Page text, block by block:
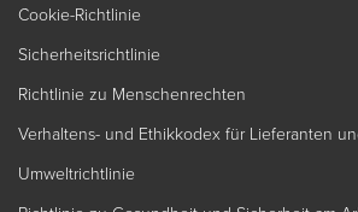
Cookie-Richtlinie
Sicherheitsrichtlinie
Richtlinie zu Menschenrechten
Verhaltens- und Ethikkodex für Lieferanten
Umweltrichtlinie